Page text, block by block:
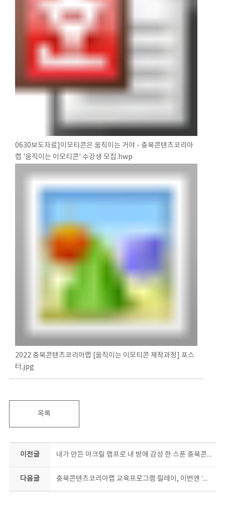
0630보도자료]이모티콘은 움직이는 거야 - 충북콘텐츠코리아
랩 '움직이는 이모티콘' 수강생 모집.hwp
2022 충북콘텐츠코리아랩 [움직이는 이모티콘 제작과정] 포스
터.jpg
목록
이전글 내가 만든 아크릴 램프로 내 방에 감성 한 스푼 충북콘텐츠코리아랩 아크릴 램프 제작과정 교육생 모집
다음글 충북콘텐츠코리아랩 교육프로그램 릴레이, 이번엔 ‘아트토이’다!